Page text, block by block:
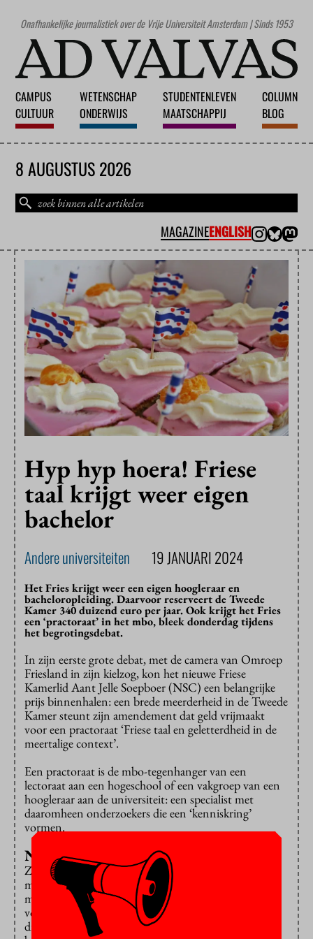
Onafhankelijke journalistiek over de Vrije Universiteit Amsterdam | Sinds 1953
CAMPUS
CULTUUR
WETENSCHAP
ONDERWIJS
STUDENTENLEVEN
MAATSCHAPPIJ
COLUMN
BLOG
8 AUGUSTUS 2026
MAGAZINEENGLISH
Hyp hyp hoera! Friese
taal krijgt weer eigen
bachelor
Andere universiteiten 19 JANUARI 2024
Het Fries krijgt weer een eigen hoogleraar en
bacheloropleiding. Daarvoor reserveert de Tweede
Kamer 340 duizend euro per jaar. Ook krijgt het Fries
een ‘practoraat’ in het mbo, bleek donderdag tijdens
het begrotingsdebat.
In zijn eerste grote debat, met de camera van Omroep
Friesland in zijn kielzog, kon het nieuwe Friese
Kamerlid Aant Jelle Soepboer (NSC) een belangrijke
prijs binnenhalen: een brede meerderheid in de Tweede
Kamer steunt zijn amendement dat geld vrijmaakt
voor een practoraat ‘Friese taal en geletterdheid in de
meertalige context’.
Een practoraat is de mbo-tegenhanger van een
lectoraat aan een hogeschool of een vakgroep van een
hoogleraar aan de universiteit: een specialist met
daaromheen onderzoekers die een ‘kenniskring’
vormen.
Nieuwe bachelor
Zoveel partijen hebben Soepboers amendement
medeondertekend dat er nu al een zeer ruimte
meerderheid voor bestaat. Dat geldt ook voor het
voorstel van Habtamu de Hoop (GroenLinks-Pvda),
die 340 duizend euro wil reserveren voor een nieuwe